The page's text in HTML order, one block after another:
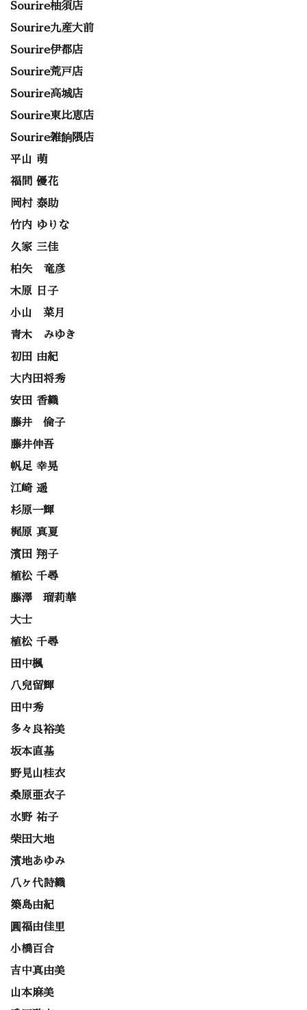
Sourire柚須店
Sourire九産大前
Sourire伊都店
Sourire荒戸店
Sourire高城店
Sourire東比恵店
Sourire雑餉隈店
平山 萌
福間 優花
岡村 泰助
竹内 ゆりな
久家 三佳
柏矢 竜彦
木原 日子
小山 菜月
青木 みゆき
初田 由紀
大内田将秀
安田 香織
藤井 倫子
藤井伸吾
帆足 幸晃
江崎 遥
杉原一輝
梶原 真夏
濱田 翔子
植松 千尋
藤澤 瑠莉華
大士
植松 千尋
田中楓
八兒留輝
田中秀
多々良裕美
坂本直基
野見山桂衣
桑原亜衣子
水野 祐子
柴田大地
濱地あゆみ
八ヶ代詩織
築島由紀
圓福由佳里
小橋百合
吉中真由美
山本麻美